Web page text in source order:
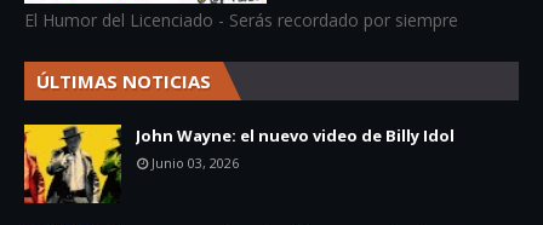
El Humor del Licenciado - Serás recordado por siempre
ÚLTIMAS NOTICIAS
John Wayne: el nuevo video de Billy Idol
Junio 03, 2026